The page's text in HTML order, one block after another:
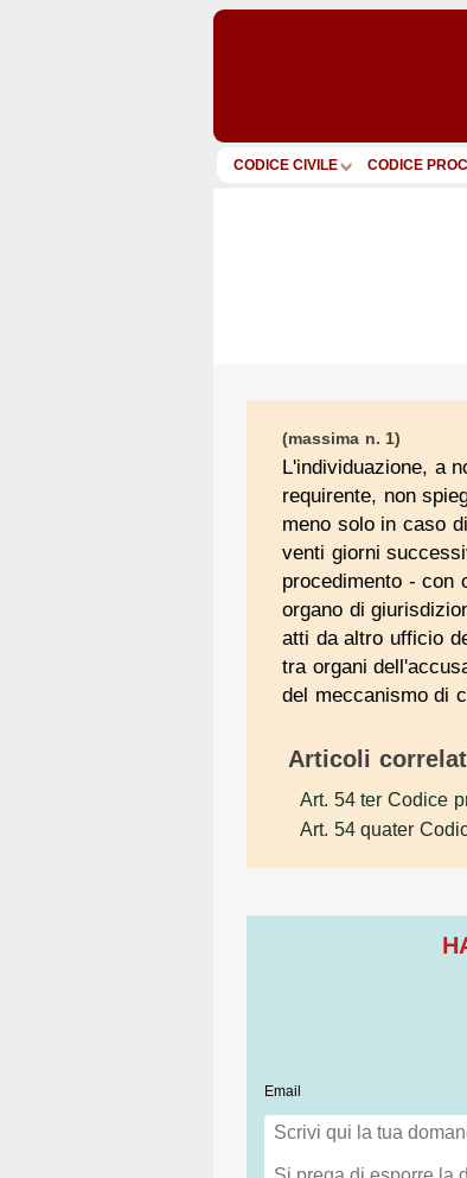
CODICE CIVILE CODICE
(massima n. 1)
L'individuazione, a
requirente, non
meno solo in caso
venti giorni
procedimento - con
organo di
atti da altro ufficio
tra organi
del meccanismo di
Articoli
Art. 54 ter Codice
Art. 54 quater
Email